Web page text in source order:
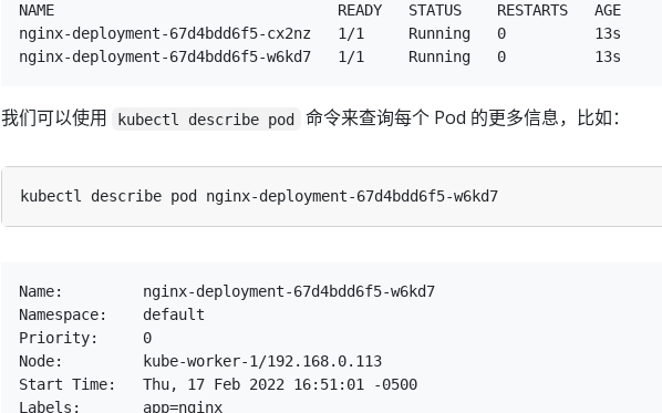
NAME                                READY   STATUS    RESTARTS   AGE
nginx-deployment-67d4bdd6f5-cx2nz   1/1     Running   0          13s
我们可以使用 kubectl describe pod 命令来查询每个 Pod 的更多信息，比如：
Name:         nginx-deployment-67d4bdd6f5-w6kd7
Namespace:    default
Priority:     0
Node:         kube-worker-1/192.168.0.113
Start Time:   Thu, 17 Feb 2022 16:51:01 -0500
Labels:       app=nginx